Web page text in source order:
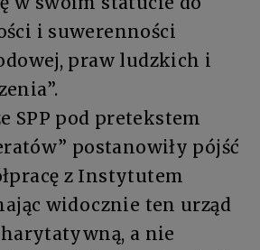
i suwerenności
praw ludzkich i
SPP pod pretekstem
postanowiły pójść
z Instytutem
widocznie ten urząd
a nie